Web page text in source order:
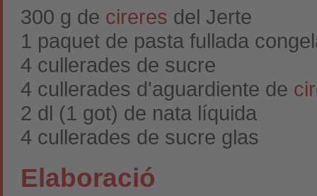
300 g de cireres del Jerte
1 paquet de pasta fullada
4 cullerades de sucre
4 cullerades d'aguardiente de
2 dl (1 got) de nata líquida
4 cullerades de sucre glas
Elaboració